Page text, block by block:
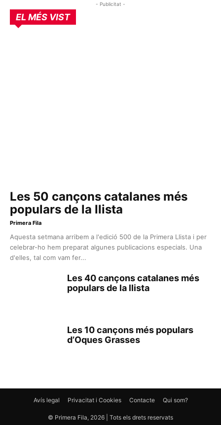
- Publicitat -
EL MÉS VIST
Les 50 cançons catalanes més
populars de la llista
Primera Fila
Aquesta setmana arribem a l'edició 500 de la Primera Llista i per
celebrar-ho hem preparat algunes publicacions especials. Una
d'elles, tal com vam fer...
Les 40 cançons catalanes més
populars de la llista
Les 10 cançons més populars
d’Oques Grasses
Avís legal Privacitat i Cookies Contacte Qui som?
© Primera Fila, 2026 | Tots els drets reservats